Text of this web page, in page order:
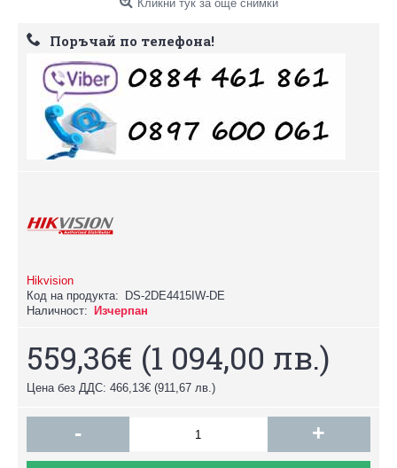
Кликни тук за още снимки
Поръчай по телефона!
Hikvision
Код на продукта:
DS-2DE4415IW-DE
Наличност:
Изчерпан
559,36€ (1 094,00 лв.)
Цена без ДДС: 466,13€ (911,67 лв.)
- +